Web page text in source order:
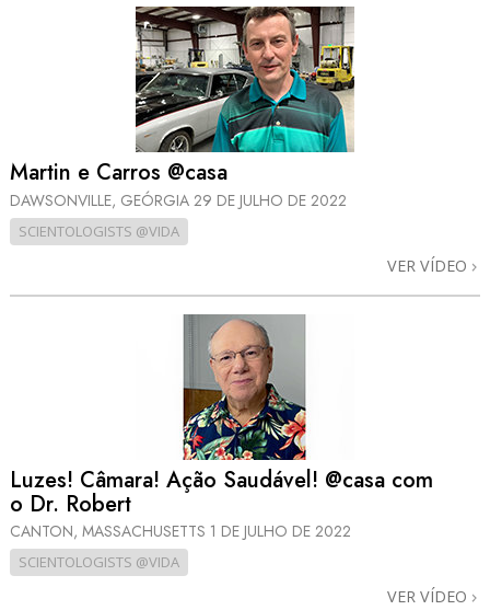
Martin e Carros @casa
DAWSONVILLE, GEÓRGIA 29 DE JULHO DE 2022
SCIENTOLOGISTS @VIDA
VER VÍDEO
Luzes! Câmara! Ação Saudável! @casa com
o Dr. Robert
CANTON, MASSACHUSETTS 1 DE JULHO DE 2022
SCIENTOLOGISTS @VIDA
VER VÍDEO